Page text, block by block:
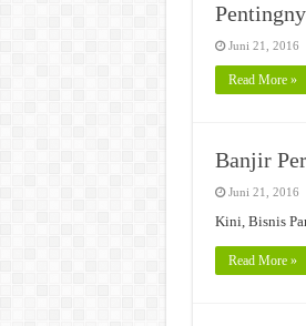
Juni 21, 2016
Read More »
Banjir
Juni 21, 2016
Kini, Bisnis
Read More »